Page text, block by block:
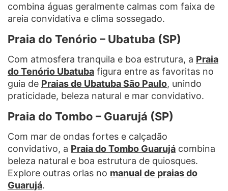
combina águas geralmente calmas com faixa de
areia convidativa e clima sossegado.
Praia do Tenório – Ubatuba (SP)
Com atmosfera tranquila e boa estrutura, a Praia
do Tenório Ubatuba figura entre as favoritas no
guia de Praias de Ubatuba São Paulo, unindo
praticidade, beleza natural e mar convidativo.
Praia do Tombo – Guarujá (SP)
Com mar de ondas fortes e calçadão
convidativo, a Praia do Tombo Guarujá combina
beleza natural e boa estrutura de quiosques.
Explore outras orlas no manual de praias do
Guarujá.